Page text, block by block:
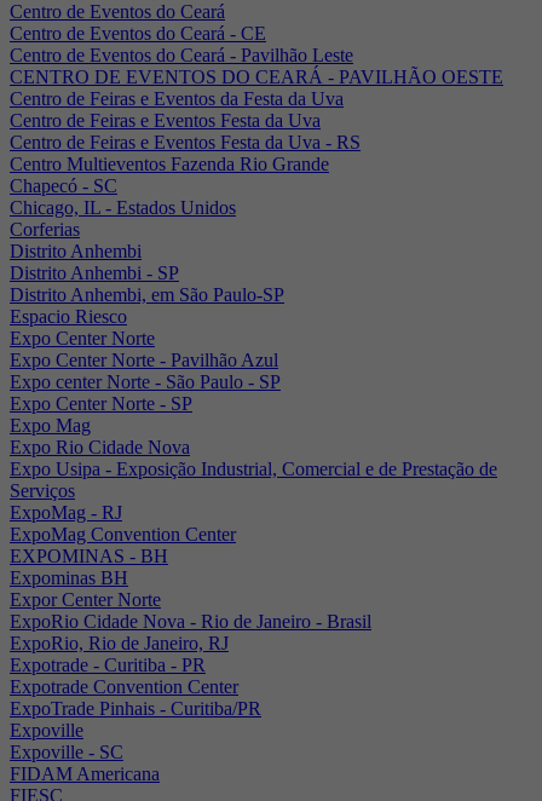
Centro de Eventos do Ceará
Centro de Eventos do Ceará - CE
Centro de Eventos do Ceará - Pavilhão Leste
CENTRO DE EVENTOS DO CEARÁ - PAVILHÃO OESTE
Centro de Feiras e Eventos da Festa da Uva
Centro de Feiras e Eventos Festa da Uva
Centro de Feiras e Eventos Festa da Uva - RS
Centro Multieventos Fazenda Rio Grande
Chapecó - SC
Chicago, IL - Estados Unidos
Corferias
Distrito Anhembi
Distrito Anhembi - SP
Distrito Anhembi, em São Paulo-SP
Espacio Riesco
Expo Center Norte
Expo Center Norte - Pavilhão Azul
Expo center Norte - São Paulo - SP
Expo Center Norte - SP
Expo Mag
Expo Rio Cidade Nova
Expo Usipa - Exposição Industrial, Comercial e de Prestação de
Serviços
ExpoMag - RJ
ExpoMag Convention Center
EXPOMINAS - BH
Expominas BH
Expor Center Norte
ExpoRio Cidade Nova - Rio de Janeiro - Brasil
ExpoRio, Rio de Janeiro, RJ
Expotrade - Curitiba - PR
Expotrade Convention Center
ExpoTrade Pinhais - Curitiba/PR
Expoville
Expoville - SC
FIDAM Americana
FIESC